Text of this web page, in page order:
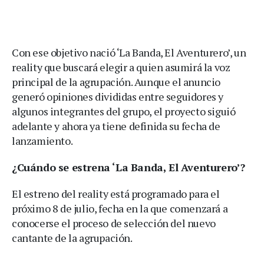
Con ese objetivo nació ‘La Banda, El Aventurero’, un
reality que buscará elegir a quien asumirá la voz
principal de la agrupación. Aunque el anuncio
generó opiniones divididas entre seguidores y
algunos integrantes del grupo, el proyecto siguió
adelante y ahora ya tiene definida su fecha de
lanzamiento.
¿Cuándo se estrena ‘La Banda, El Aventurero’?
El estreno del reality está programado para el
próximo 8 de julio, fecha en la que comenzará a
conocerse el proceso de selección del nuevo
cantante de la agrupación.